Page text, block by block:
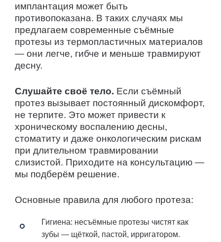
имплантация может быть
противопоказана. В таких случаях мы
предлагаем современные съёмные
протезы из термопластичных материалов
— они легче, гибче и меньше травмируют
десну.
Слушайте своё тело. Если съёмный
протез вызывает постоянный дискомфорт,
не терпите. Это может привести к
хроническому воспалению десны,
стоматиту и даже онкологическим рискам
при длительном травмировании
слизистой. Приходите на консультацию —
мы подберём решение.
Основные правила для любого протеза:
Гигиена: несъёмные протезы чистят как
зубы — щёткой, пастой, ирригатором.